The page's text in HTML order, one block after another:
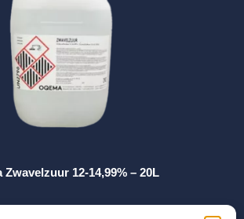
Zwavelzuur 12-14,99% – 20L